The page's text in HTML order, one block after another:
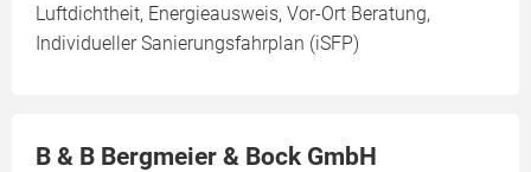
Luftdichtheit, Energieausweis, Vor-Ort Beratung,
Individueller Sanierungsfahrplan (iSFP)
B & B Bergmeier & Bock GmbH